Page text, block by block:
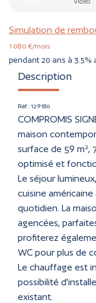
Simulation de
1 080 €/mois
pendant 20 ans à 3.5%
Description
Réf : 129180
COMPROMIS
maison
surface de 59 m²,
optimisé et
Le séjour
cuisine
quotidien. La
agencées,
profiterez
WC pour plus de
Le chauffage est
possibilité
existant.